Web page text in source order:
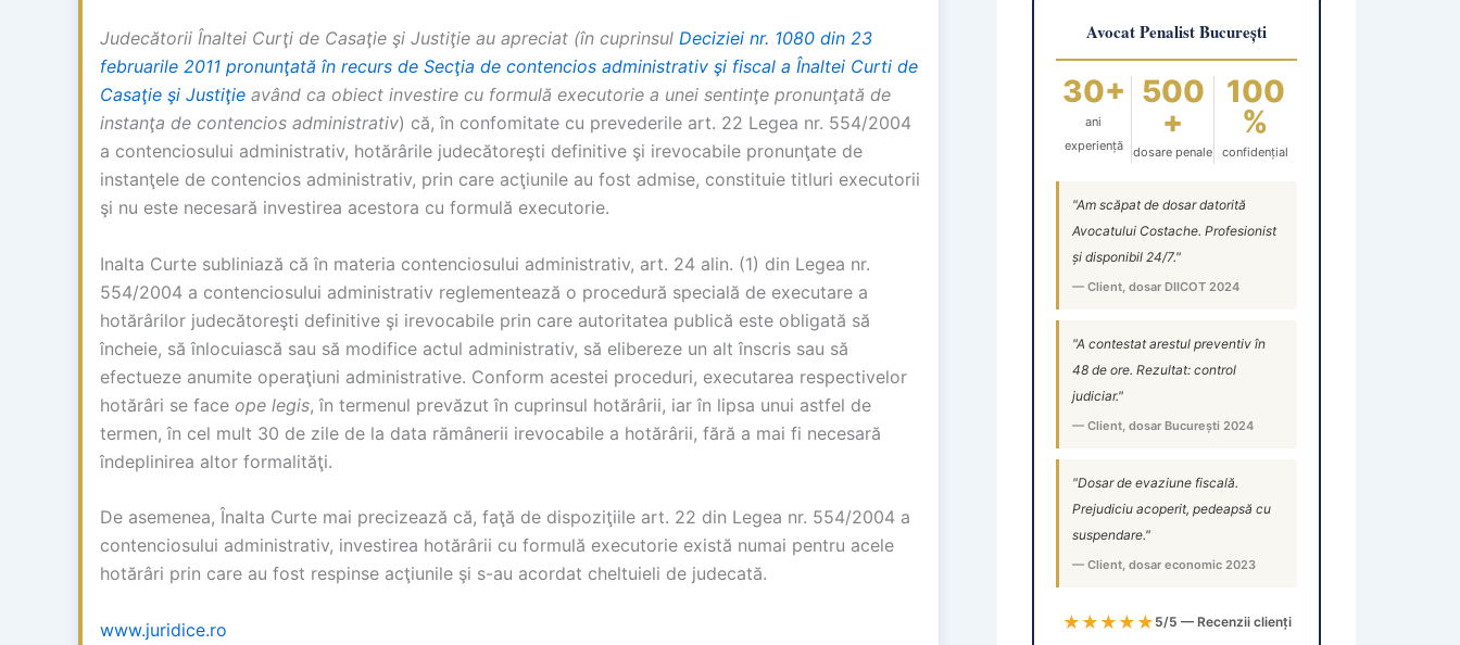
Judecătorii Înaltei Curţi de Casaţie şi Justiţie au apreciat (în cuprinsul Deciziei nr. 1080 din 23
februarile 2011 pronunţată în recurs de Secţia de contencios administrativ şi fiscal a Înaltei Curti de
Casaţie şi Justiţie având ca obiect investire cu formulă executorie a unei sentinţe pronunţată de
instanţa de contencios administrativ) că, în confomitate cu prevederile art. 22 Legea nr. 554/2004
a contenciosului administrativ, hotărârile judecătoreşti definitive şi irevocabile pronunţate de
instanţele de contencios administrativ, prin care acţiunile au fost admise, constituie titluri executorii
şi nu este necesară investirea acestora cu formulă executorie.
Inalta Curte subliniază că în materia contenciosului administrativ, art. 24 alin. (1) din Legea nr.
554/2004 a contenciosului administrativ reglementează o procedură specială de executare a
hotărârilor judecătoreşti definitive şi irevocabile prin care autoritatea publică este obligată să
încheie, să înlocuiască sau să modifice actul administrativ, să elibereze un alt înscris sau să
efectueze anumite operaţiuni administrative. Conform acestei proceduri, executarea respectivelor
hotărâri se face ope legis, în termenul prevăzut în cuprinsul hotărârii, iar în lipsa unui astfel de
termen, în cel mult 30 de zile de la data rămânerii irevocabile a hotărârii, fără a mai fi necesară
îndeplinirea altor formalităţi.
De asemenea, Înalta Curte mai precizează că, faţă de dispoziţiile art. 22 din Legea nr. 554/2004 a
contenciosului administrativ, investirea hotărârii cu formulă executorie există numai pentru acele
hotărâri prin care au fost respinse acţiunile şi s-au acordat cheltuieli de judecată.
www.juridice.ro
Avocat Penalist București
30+
ani
experiență
500
+
dosare penale
100
%
confidențial
"Am scăpat de dosar datorită
Avocatului Costache. Profesionist
și disponibil 24/7."
— Client, dosar DIICOT 2024
"A contestat arestul preventiv în
48 de ore. Rezultat: control
judiciar."
— Client, dosar București 2024
"Dosar de evaziune fiscală.
Prejudiciu acoperit, pedeapsă cu
suspendare."
— Client, dosar economic 2023
★★★★★ 5/5 — Recenzii clienți